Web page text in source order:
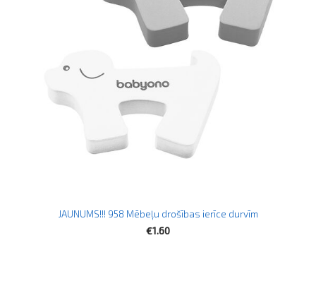
JAUNUMS!!! 958 Mēbeļu drošības ierīce durvīm
€1.60